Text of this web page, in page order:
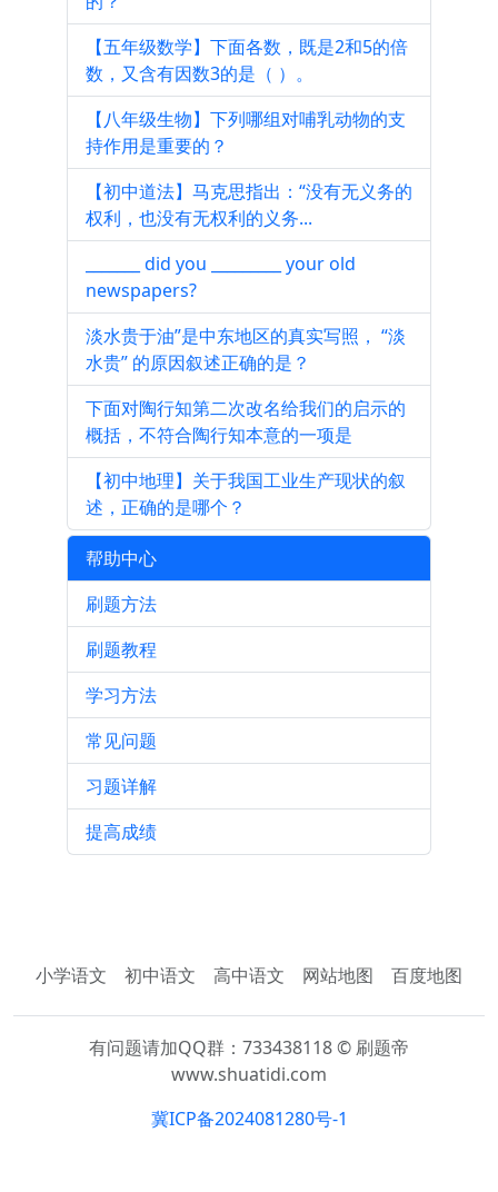
【五年级数学】下面各数，既是2和5的倍
数，又含有因数3的是（ ）。
【八年级生物】下列哪组对哺乳动物的支
持作用是重要的？
【初中道法】马克思指出：“没有无义务的
权利，也没有无权利的义务...
_______ did you _________ your old
newspapers?
淡水贵于油”是中东地区的真实写照， “淡
水贵” 的原因叙述正确的是？
下面对陶行知第二次改名给我们的启示的
概括，不符合陶行知本意的一项是
【初中地理】关于我国工业生产现状的叙
述，正确的是哪个？
帮助中心
刷题方法
刷题教程
学习方法
常见问题
习题详解
提高成绩
小学语文 初中语文 高中语文 网站地图 百度地图
有问题请加QQ群：733438118 © 刷题帝
www.shuatidi.com
冀ICP备2024081280号-1